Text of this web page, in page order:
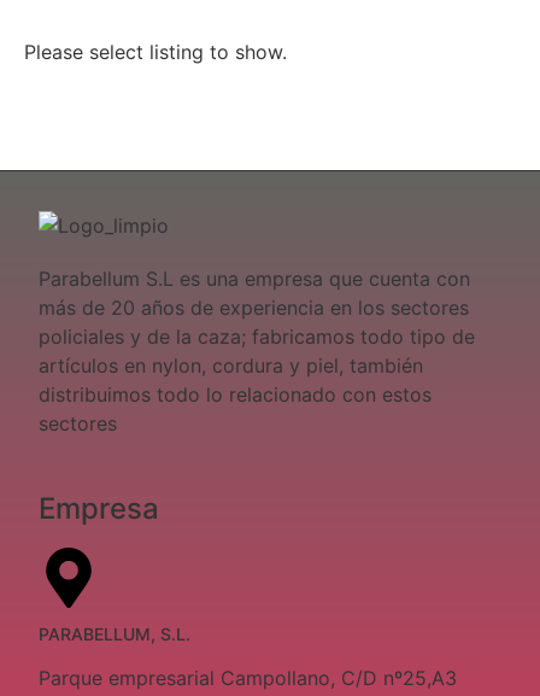
Please select listing to show.
Parabellum S.L es una empresa que cuenta con
más de 20 años de experiencia en los sectores
policiales y de la caza; fabricamos todo tipo de
artículos en nylon, cordura y piel, también
distribuimos todo lo relacionado con estos
sectores
Empresa
PARABELLUM, S.L.
Parque empresarial Campollano, C/D nº25,A3